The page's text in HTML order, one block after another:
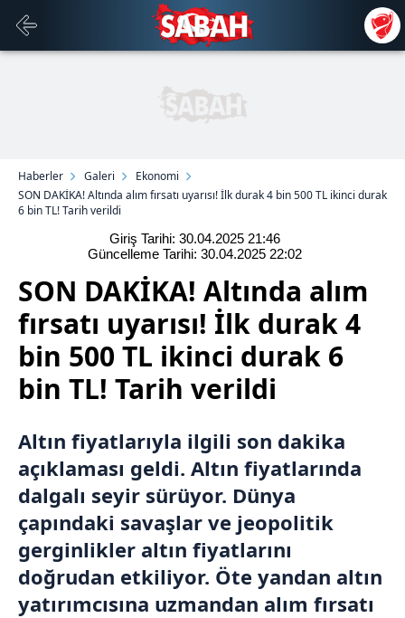
Haberler Galeri
Ekonomi
SON DAKİKA! Altında alım fırsatı uyarısı! İlk durak 4 bin 500 TL ikinci durak
6 bin TL! Tarih verildi
Giriş Tarihi: 30.04.2025 21:46
Güncelleme Tarihi: 30.04.2025 22:02
SON DAKİKA! Altında alım
fırsatı uyarısı! İlk durak 4
bin 500 TL ikinci durak 6
bin TL! Tarih verildi
Altın fiyatlarıyla ilgili son dakika
açıklaması geldi. Altın fiyatlarında
dalgalı seyir sürüyor. Dünya
çapındaki savaşlar ve jeopolitik
gerginlikler altın fiyatlarını
doğrudan etkiliyor. Öte yandan altın
yatırımcısına uzmandan alım fırsatı